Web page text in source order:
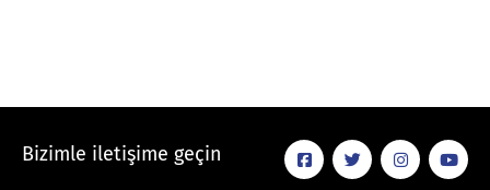
Bizimle iletişime geçin